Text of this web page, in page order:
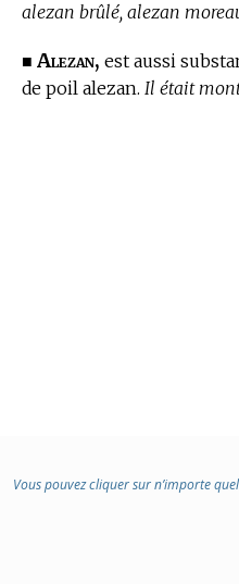
alezan brûlé, alezan
■ Alezan, est aussi
de poil alezan. Il était
Vous pouvez cliquer sur n’importe